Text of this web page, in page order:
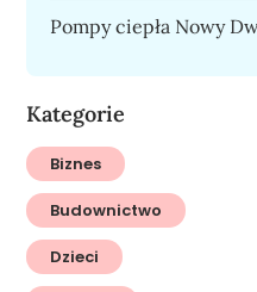
Pompy ciepła Nowy
Kategorie
Biznes
Budownictwo
Dzieci